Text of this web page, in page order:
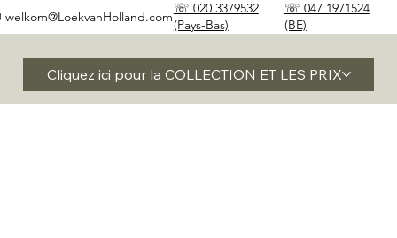
☏ 020 3379532
(Pays-Bas)
☏ 047 1971524
(BE)
welkom@LoekvanHolland.com
Cliquez ici pour la COLLECTION ET LES PRIX